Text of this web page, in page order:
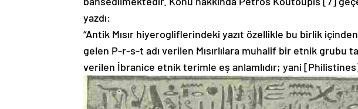
yazdı:
“Antik Mısır hiyerogliflerindeki yazıt özellikle bu birlik
gelen P-r-s-t adı verilen Mısırlılara muhalif bir etnik grubu
verilen İbranice etnik terimle eş anlamlıdır; yani